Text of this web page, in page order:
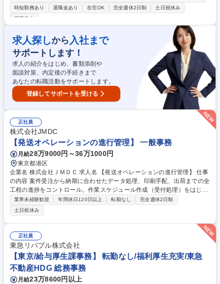
約店契約・管理 （新規特約店契約書準備、契約書スキャン、契約書管理等
など） ・その他統括部門内庶業務 募集職種 【障がい者枠】[JMS1-13]BP
時短勤務あり
退職金あり 在宅OK 完全週休2日制
土日祝休み
服装自由
求人探しから 入社まで
サポートします！
求人の紹介をはじめ、書類添削や
面談対策、内定後の手続きまで
あなたの転職活動をサポートします。
登録してサポートを受ける
正社員
株式会社JMDC
【発送オペレーションの進行管理】 一般事務
月給28万9000円～36万1000円
東京都港区
企業名 株式会社ＪＭＤＣ 求人名 【発送オペレーションの進行管理】 仕事
の内容 案件受注から納期に合わせたデータ処理、印刷手配、出荷までの全
工程の進捗をコントロール。作業スケジュール作成（受付処理）をはじ
め、各フェーズの進捗管理や実績の一元管理までを広く担う重要なポジシ
ョンです [1]内製業務：品質チェック・出荷対応・資材管理 [2]外注業務：
発注進行 [3]進行管理・事務： ・案件コントロール：月150～350件の進捗
管理 ・顧客対応：納品書等作成、連絡、問い合わせ ・クロージング：実
績・書類管理、データ一元化 募集職種 【発送オペレーションの進行管
理】
業界未経験歓迎 年間休日120日以上 転勤なし
完全週休2日制
土日祝休み
正社員
東急リバブル株式会社
【東京/給与厚生課事務】 転勤なし/福利厚生充実/東急
不動産HDG 総務事務
月給23万8600円以上